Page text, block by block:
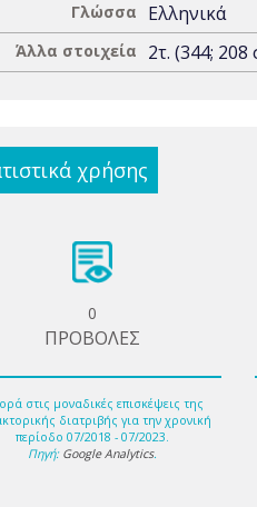
Γλώσσα Ελληνικά
Άλλα στοιχεία 2τ. (344; 208
χρήσης
0
ΠΡΟΒΟΛΕΣ
στις μοναδικές επισκέψεις της
διατριβής για την χρονική
περίοδο 07/2018 - 07/2023.
Πηγή: Google Analytics.